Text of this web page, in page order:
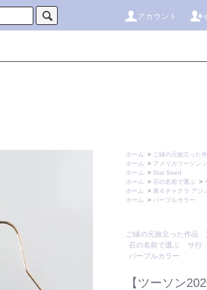
アカウント
ホーム > ご縁の元旅立った
ホーム
> アメリカツーソン
ホーム
> Star Seed
ホーム
> 石の名前で選ぶ >
ホーム
> 第６チャクラ アジ
ホーム
> パープルカラー
ご縁の元旅立った作品
石の名前で選ぶ
サ行
パープルカラー
【ツーソン